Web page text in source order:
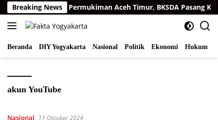
Langsung
ke
konten
Breaking News
Sumatra di Permukiman Aceh Timur, BKSDA Pasang
Beranda DIY Yogyakarta Nasional Politik Ekonomi Hukum
akun YouTube
Nasional 11 Oktober 2024